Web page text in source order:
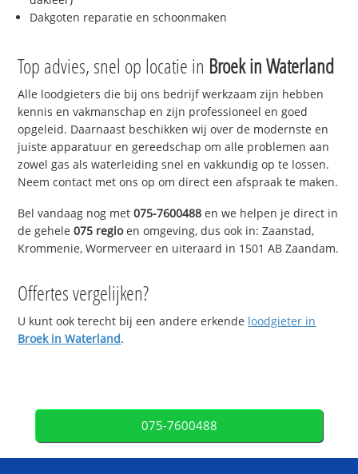
Dakgoten reparatie en schoonmaken
Top advies, snel op locatie in Broek in Waterland
Alle loodgieters die bij ons bedrijf werkzaam zijn hebben
kennis en vakmanschap en zijn professioneel en goed
opgeleid. Daarnaast beschikken wij over de modernste en
juiste apparatuur en gereedschap om alle problemen aan
zowel gas als waterleiding snel en vakkundig op te lossen.
Neem contact met ons op om direct een afspraak te maken.
Bel vandaag nog met075-7600488 en we helpen je direct in
de gehele075 regioen omgeving, dus ook in: Zaanstad,
Krommenie, Wormerveer en uiteraard in 1501 AB Zaandam.
Offertes vergelijken?
U kunt ook terecht bij een andere erkende loodgieter in
Broek in Waterland.
075-7600488